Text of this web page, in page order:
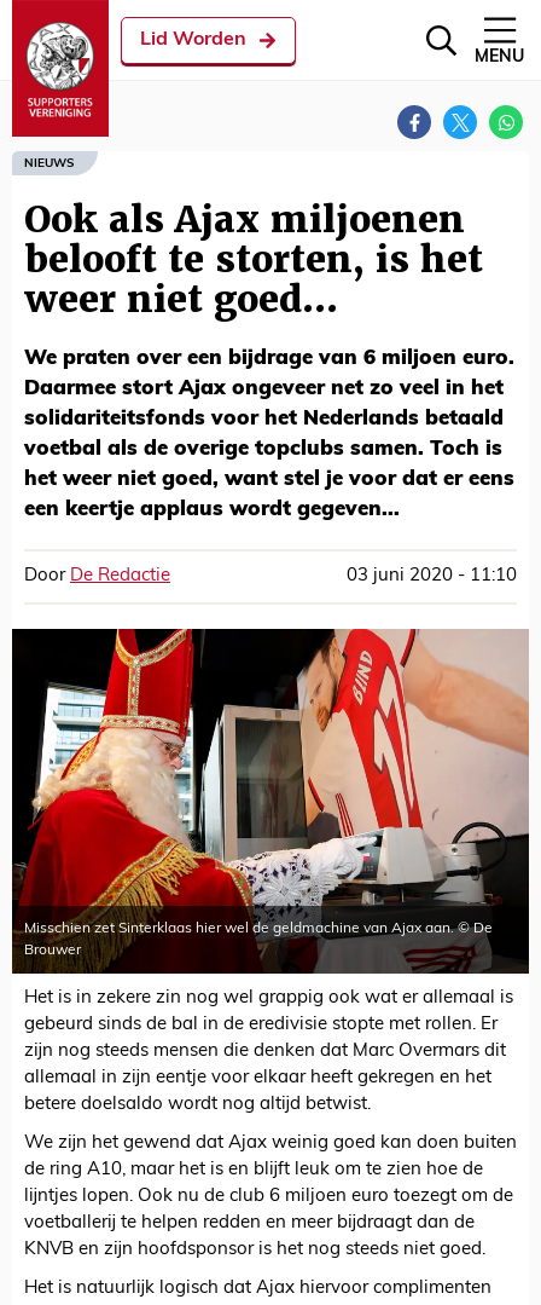
Lid Worden
MENU
NIEUWS
Ook als Ajax miljoenen
belooft te storten, is het
weer niet goed...
We praten over een bijdrage van 6 miljoen euro.
Daarmee stort Ajax ongeveer net zo veel in het
solidariteitsfonds voor het Nederlands betaald
voetbal als de overige topclubs samen. Toch is
het weer niet goed, want stel je voor dat er eens
een keertje applaus wordt gegeven...
Door De Redactie 03 juni 2020 - 11:10
Misschien zet Sinterklaas hier wel de geldmachine van Ajax aan. © De
Brouwer
Het is in zekere zin nog wel grappig ook wat er allemaal is
gebeurd sinds de bal in de eredivisie stopte met rollen. Er
zijn nog steeds mensen die denken dat Marc Overmars dit
allemaal in zijn eentje voor elkaar heeft gekregen en het
betere doelsaldo wordt nog altijd betwist.
We zijn het gewend dat Ajax weinig goed kan doen buiten
de ring A10, maar het is en blijft leuk om te zien hoe de
lijntjes lopen. Ook nu de club 6 miljoen euro toezegt om de
voetballerij te helpen redden en meer bijdraagt dan de
KNVB en zijn hoofdsponsor is het nog steeds niet goed.
Het is natuurlijk logisch dat Ajax hiervoor complimenten